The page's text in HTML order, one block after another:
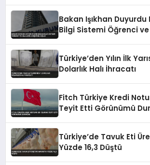
Bakan Işıkhan Duyurdu
Bilgi Sistemi Öğrenci
Türkiye’den Yılın İlk
Dolarlık Halı İhracatı
Fitch Türkiye Kredi
Teyit Etti Görünümü
Türkiye’de Tavuk Eti
Yüzde 16,3 Düştü